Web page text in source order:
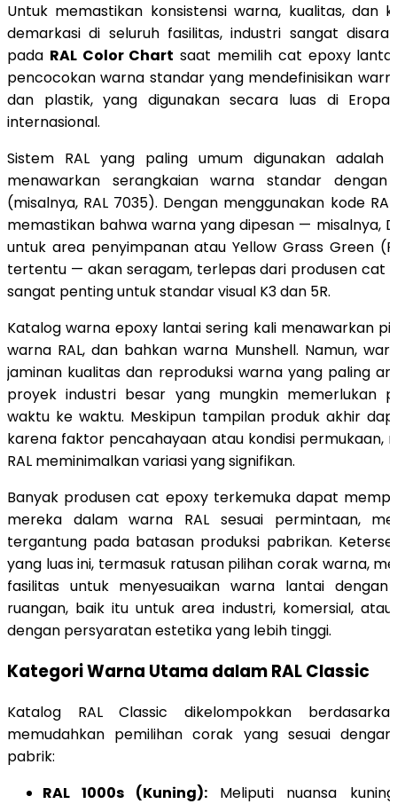
Untuk memastikan konsistensi warna, kualitas, dan
demarkasi di seluruh fasilitas, industri sangat
pada RAL Color Chart saat memilih cat epoxy
pencocokan warna standar yang mendefinisikan
dan plastik, yang digunakan secara luas di
internasional.
Sistem RAL yang paling umum digunakan adalah
menawarkan serangkaian warna standar
(misalnya, RAL 7035). Dengan menggunakan kode
memastikan bahwa warna yang dipesan — misalnya,
untuk area penyimpanan atau Yellow Grass Green
tertentu — akan seragam, terlepas dari produsen cat
sangat penting untuk standar visual K3 dan 5R.
Katalog warna epoxy lantai sering kali menawarkan
warna RAL, dan bahkan warna Munshell. Namun,
jaminan kualitas dan reproduksi warna yang paling
proyek industri besar yang mungkin memerlukan
waktu ke waktu. Meskipun tampilan produk akhir
karena faktor pencahayaan atau kondisi permukaan,
RAL meminimalkan variasi yang signifikan.
Banyak produsen cat epoxy terkemuka dapat
mereka dalam warna RAL sesuai permintaan,
tergantung pada batasan produksi pabrikan.
yang luas ini, termasuk ratusan pilihan corak warna,
fasilitas untuk menyesuaikan warna lantai dengan
ruangan, baik itu untuk area industri, komersial,
dengan persyaratan estetika yang lebih tinggi.
Kategori Warna Utama dalam RAL Classic
Katalog RAL Classic dikelompokkan
memudahkan pemilihan corak yang sesuai
pabrik:
RAL 1000s (Kuning): Meliputi nuansa